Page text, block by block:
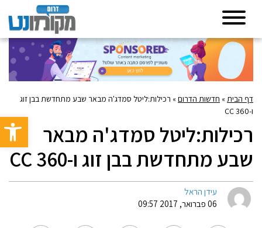
פתח
דף הבית» חדשות הדרום» רכילות:ליטל סמדג'ה מבאר שבע מתחדשת בבן זוג
ו-360 CC
רכילות:ליטל סמדג'ה מבאר
שבע מתחדשת בבן זוג ו-360 CC
עידן הראל
06 פברואר, 2017 09:57